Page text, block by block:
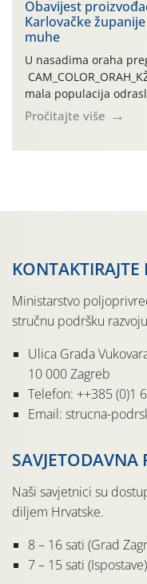
traje drugi ovogodišnji
izražen zadnja šest
temperature zraka
Obavijest
Karlovačke
muhe
U nasadima oraha
mala populacija
(Rhagoletis
činjenicom da je riječ
Pročitajte više
KONTAKTIRAJTE
Ministarstvo
stručnu podršku
Ulica Grada
10 000 Zagreb
Telefon: ++385 (0)1
Email: strucna-
SAVJETODAVNA
Naši savjetnici su
diljem Hrvatske.
8 – 16 sati (Grad
7 – 15 sati (Ispostave)